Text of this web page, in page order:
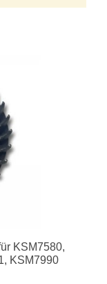
KSM7580,
KSM7990